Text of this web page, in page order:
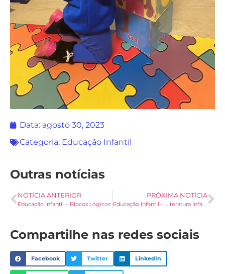
Data: agosto 30, 2023
Categoria: Educação Infantil
Outras notícias
NOTÍCIA ANTERIOR
Educação Infantil – Blocos Lógicos
PRÓXIMA NOTÍCIA
Educação Infantil – Literatura Infantil – Chapeuzinho Vermelho
Compartilhe nas redes sociais
Facebook Twitter LinkedIn